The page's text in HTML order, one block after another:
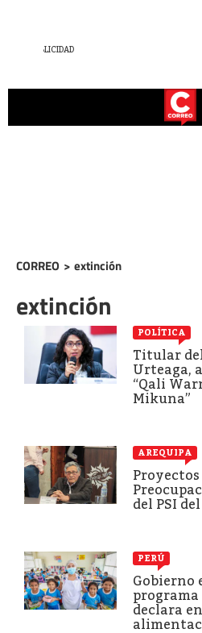
CORREO > extinción
extinción
POLÍTICA
Titular
Urteaga,
“Qali
Mikuna”
AREQUIPA
del PSI
PERÚ
Gobierno
declara